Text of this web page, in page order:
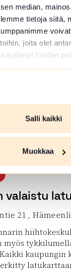
median,
tietoja siitä,
joita olet
heidän
Salli kaikki
Muokkaa
55 , Hattula
array(0) { }
valaistu latu
21 ,
myös
kaupungin